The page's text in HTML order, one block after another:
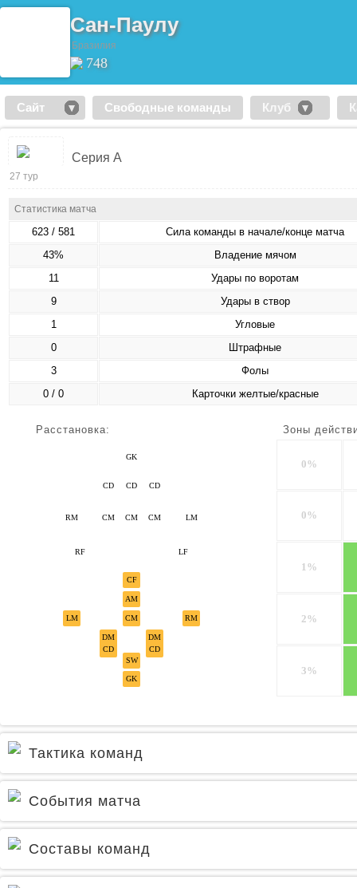
Сан-Паулу
Бразилия
748
Сайт Свободные команды Клуб
Серия А
27 тур
Статистика матча
623 / 581
Сила команды в начале/конце матча
43%
Владение мячом
11
Удары по воротам
9
Удары в створ
1
Угловые
0
Штрафные
3
Фолы
0 / 0
Карточки желтые/красные
Расстановка:
GK
CD
CD CD
CM LM
RM
RF
CM
CM
LF
GK
SW
CD
CD
DM
AM
CM
DM
LM RM
CF
Зоны
0%
0%
1%
2%
3%
Тактика команд
События матча
Составы команд